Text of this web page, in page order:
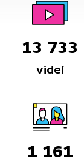
13 733
videí
1 161